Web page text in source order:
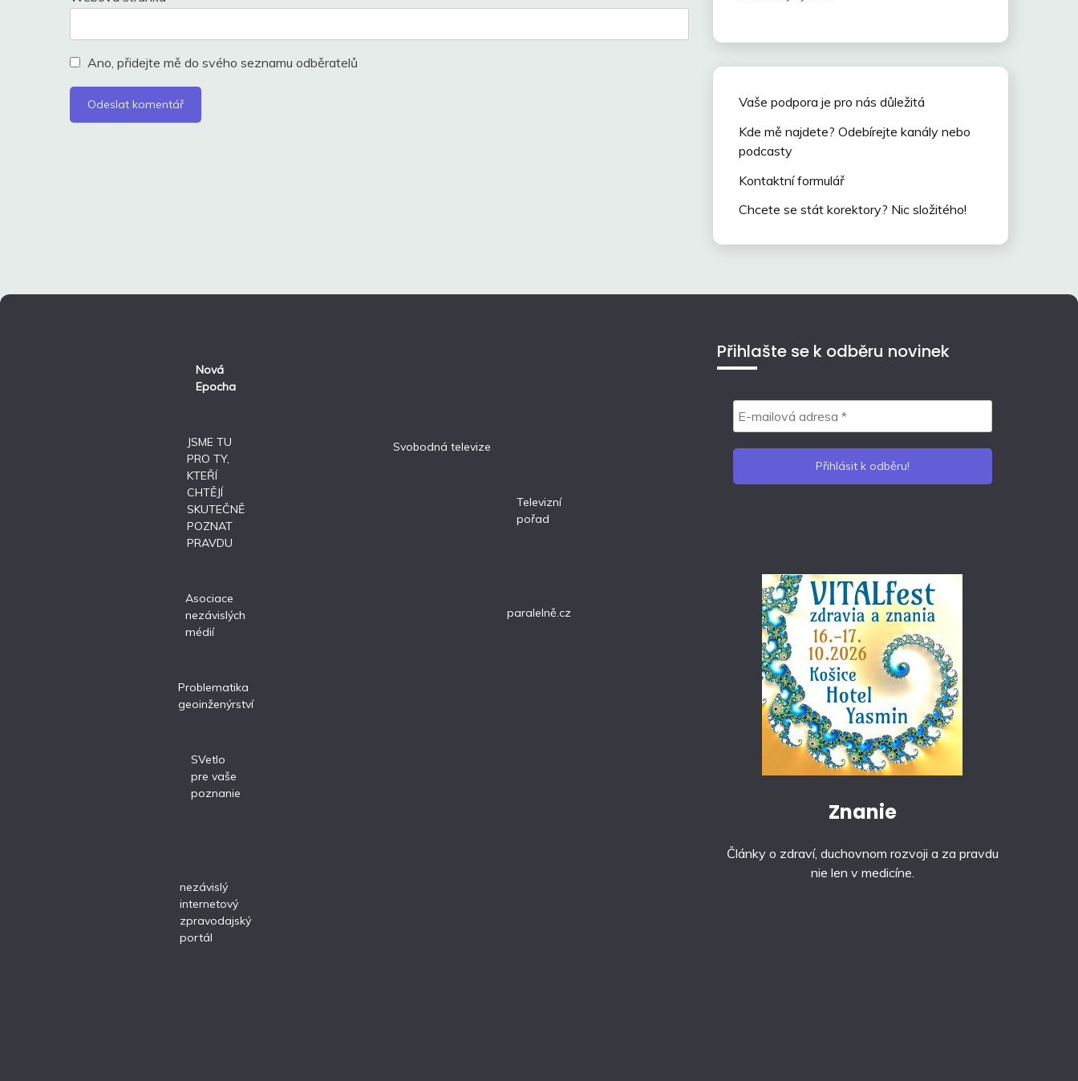
Ano, přidejte mě do svého seznamu odběratelů
Vaše podpora je pro nás důležitá
Kde mě najdete? Odebírejte kanály nebo
podcasty
Kontaktní formulář
Chcete se stát korektory? Nic složitého!
Nová
Epocha
JSME TU
PRO TY,
KTEŘÍ
CHTĚJÍ
SKUTEČNĚ
POZNAT
PRAVDU
Asociace
nezávislých
médií
Problematika
geoinženýrství
SVetlo
pre vaše
poznanie
nezávislý
internetový
zpravodajský
portál
Svobodná televize
Televizní
pořad
paralelně.cz
Přihlašte se k odběru novinek
Znanie
Články o zdraví, duchovnom rozvoji a za pravdu
nie len v medicíne.